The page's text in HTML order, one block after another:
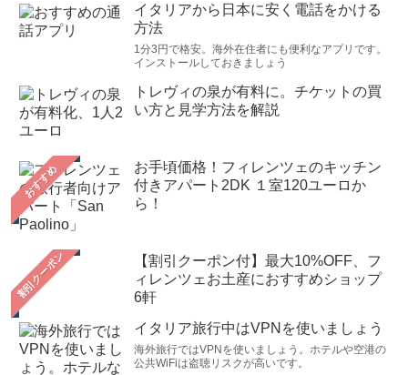
イタリアから日本に安く電話をかける
方法
1分3円で格安。海外在住者にも便利なアプリです。
インストールしておきましょう
トレヴィの泉が有料に。チケットの買
い方と見学方法を解説
おすすめ
お手頃価格！フィレンツェのキッチン
付きアパート2DK １室120ユーロか
ら！
【割引クーポン付】最大10%OFF、フ
ィレンツェお土産におすすめショップ
6軒
イタリア旅行中はVPNを使いましょう
海外旅行ではVPNを使いましょう。ホテルや空港の
公共WiFiは盗聴リスクが高いです。